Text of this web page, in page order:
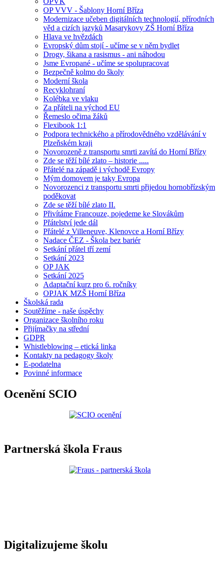
OP VVV - Šablony Horní Bříza
Modernizace učeben digitálních technologií, přírodních
věd a cizích jazyků Masarykovy ZŠ Horní Bříza
Hlava ve hvězdách
Evropský dům stojí - učíme se v něm bydlet
Drogy, šikana a rasismus - ani náhodou
Jsme Evropané - učíme se spolupracovat
Bezpečně kolmo do školy
Moderní škola
Recyklohraní
Kolébka ve vlaku
Za přáteli na východ EU
Řemeslo očima žáků
Flexibook 1:1
Podpora technického a přírodovědného vzdělávání v
Plzeňském kraji
Novorozeně z transportu smrti zavítá do Horní Břízy
Zde se těží bílé zlato – historie .....
Přátelé na západě i východě Evropy
Mým domovem je taky Evropa
Novorozenci z transportu smrti přijedou hornobřízským
poděkovat
Zde se těží bílé zlato II.
Přivítáme Francouze, pojedeme ke Slovákům
Přátelství jede dál
Přátelé z Villeneuve, Klenovce a Horní Břízy
Nadace ČEZ - Škola bez bariér
Setkání přátel tří zemí
Setkání 2023
OP JAK
Setkání 2025
Adaptační kurz pro 6. ročníky
OPJAK MZŠ Horní Bříza
Školská rada
Soutěžíme - naše úspěchy
Organizace školního roku
Přijímačky na střední
GDPR
Whistleblowing – etická linka
Kontakty na pedagogy školy
E-podatelna
Povinné informace
Ocenění SCIO
Partnerská škola Fraus
Digitalizujeme školu